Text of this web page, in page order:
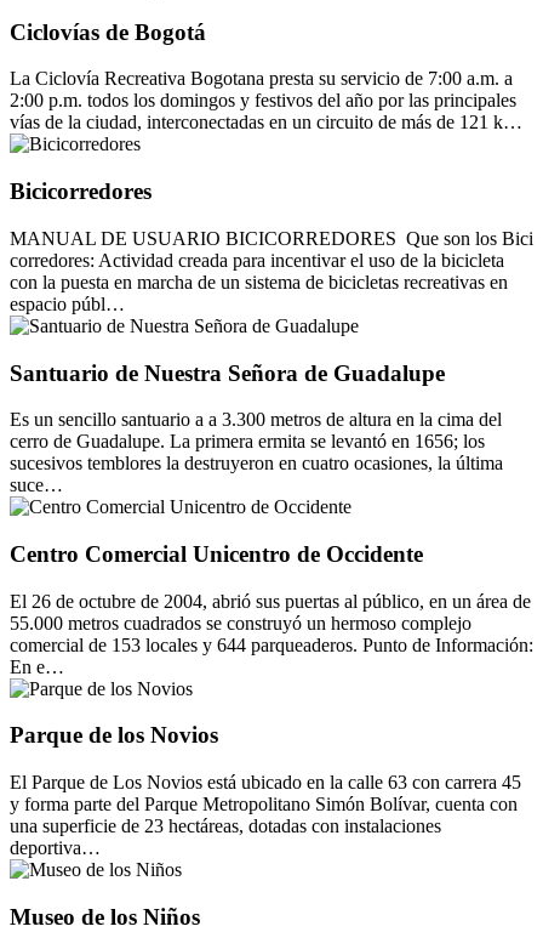
Ciclovías de Bogotá
La Ciclovía Recreativa Bogotana presta su servicio de 7:00 a.m. a
2:00 p.m. todos los domingos y festivos del año por las principales
vías de la ciudad, interconectadas en un circuito de más de 121 k…
Bicicorredores
MANUAL DE USUARIO BICICORREDORES Que son los Bici
corredores: Actividad creada para incentivar el uso de la bicicleta
con la puesta en marcha de un sistema de bicicletas recreativas en
espacio públ…
Santuario de Nuestra Señora de Guadalupe
Es un sencillo santuario a a 3.300 metros de altura en la cima del
cerro de Guadalupe. La primera ermita se levantó en 1656; los
sucesivos temblores la destruyeron en cuatro ocasiones, la última
suce…
Centro Comercial Unicentro de Occidente
El 26 de octubre de 2004, abrió sus puertas al público, en un área de
55.000 metros cuadrados se construyó un hermoso complejo
comercial de 153 locales y 644 parqueaderos. Punto de Información:
En e…
Parque de los Novios
El Parque de Los Novios está ubicado en la calle 63 con carrera 45
y forma parte del Parque Metropolitano Simón Bolívar, cuenta con
una superficie de 23 hectáreas, dotadas con instalaciones
deportiva…
Museo de los Niños